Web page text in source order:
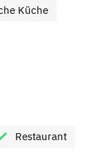
Küche
Restaurant